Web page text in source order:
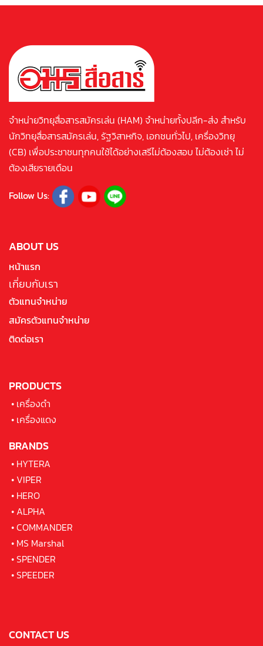
จำหน่ายวิทยุสื่อสารสมัครเล่น (HAM) จำหน่ายทั้งปลีก-ส่ง สำหรับ
นักวิทยุสื่อสารสมัครเล่น, รัฐวิสาหกิจ, เอกชนทั่วไป, เครื่องวิทยุ
(CB) เพื่อประชาชนทุกคนใช้ได้อย่างเสรีไม่ต้องสอบ ไม่ต้องเช่า ไม่
ต้องเสียรายเดือน
Follow Us:
ABOUT US
หน้าแรก
เกี่ยบกับเรา
ตัวแทนจำหน่าย
สมัครตัวแทนจำหน่าย
ติดต่อเรา
PRODUCTS
• เครื่องดำ
• เครื่องแดง
BRANDS
• HYTERA
• VIPER
• HERO
• ALPHA
•COMMANDER
• MS Marshal
•SPENDER
•SPEEDER
CONTACT US